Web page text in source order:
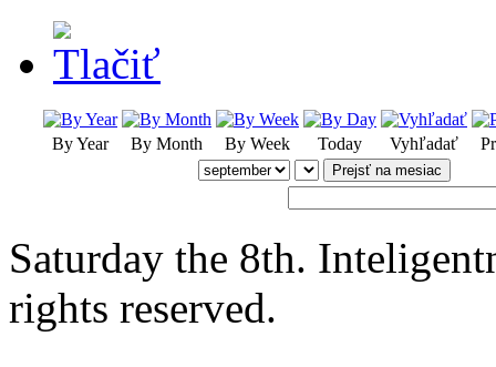
By Year By Month By Week Today Vyhľadať
Prejsť na mesiac
Saturday the 8th.
rights reserved.